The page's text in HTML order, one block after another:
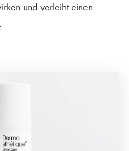
und verleiht einen